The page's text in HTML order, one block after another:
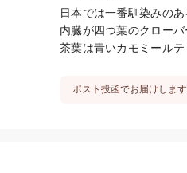
日本では一番馴染みの
内臓が四つ葉のクロー
茶葉は青いカモミールテ
ポスト投函でお届けします